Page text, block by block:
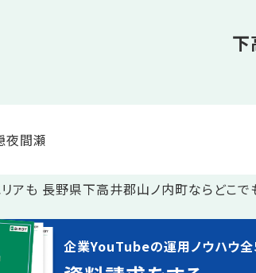
下
夜間瀬
アも 長野県下高井郡山ノ内町ならどこで
企業YouTubeの運用ノウハウ